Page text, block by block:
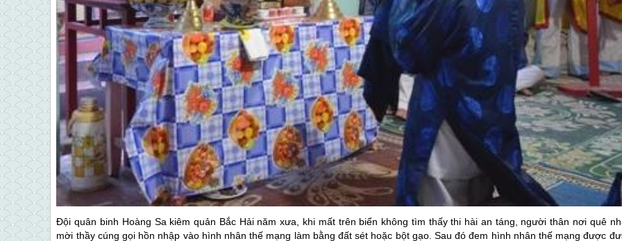
Đội quân binh Hoàng Sa kiêm quản Bắc Hải năm xưa, khi mất trên biển không tìm thấy thi hài an táng, người thân nơi quê
mời thầy cúng gọi hồn nhập vào hình nhân thế mạng làm bằng đất sét hoặc bột gạo. Sau đó đem hình nhân thế mạng được